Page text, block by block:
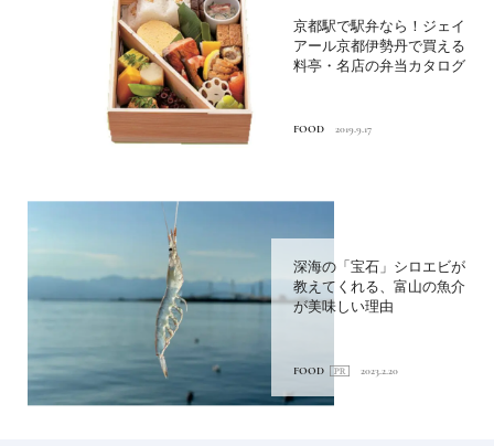
京都駅で駅弁なら！ジェイ
アール京都伊勢丹で買える
料亭・名店の弁当カタログ
FOOD 2019.9.17
深海の「宝石」シロエビが
教えてくれる、富山の魚介
が美味しい理由
FOOD 2023.2.20